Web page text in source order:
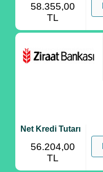
58.355,00
TL
Net Kredi Tutarı
56.204,00
TL